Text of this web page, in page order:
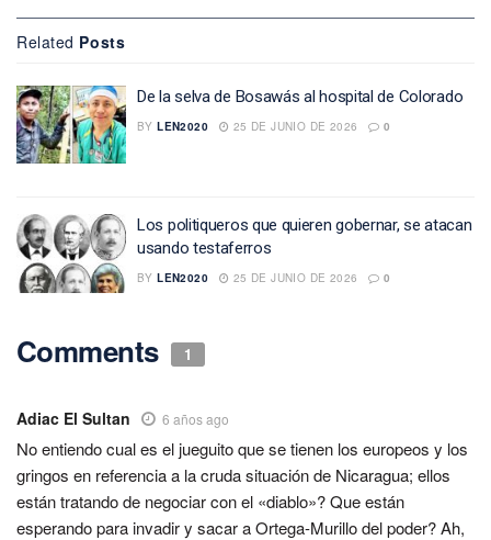
Related Posts
De la selva de Bosawás al hospital de Colorado
BY LEN2020 25 DE JUNIO DE 2026 0
Los politiqueros que quieren gobernar, se atacan
usando testaferros
BY LEN2020 25 DE JUNIO DE 2026 0
Comments 1
Adiac El Sultan 6 años ago
No entiendo cual es el jueguito que se tienen los europeos y los
gringos en referencia a la cruda situación de Nicaragua; ellos
están tratando de negociar con el «diablo»? Que están
esperando para invadir y sacar a Ortega-Murillo del poder? Ah,